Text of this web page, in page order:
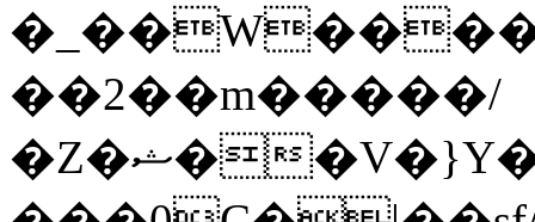
��2��m�����/
�Z�ޝ��V�}Y�I�ծ�O�����S��]z��w��7�޷�����h���u��7w.ϻ���8X��ͮ�����W�dm�Jߜ��q/>?